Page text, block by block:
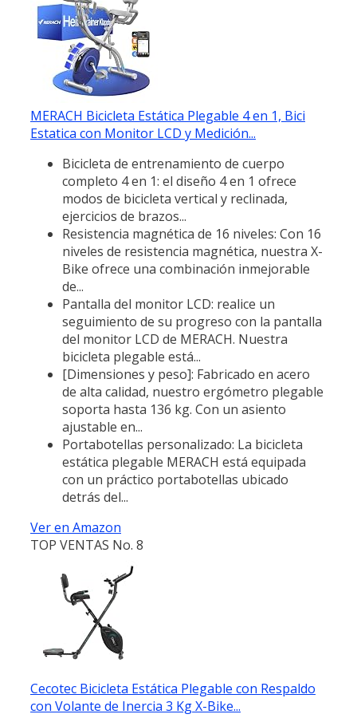
MERACH Bicicleta Estática Plegable 4 en 1, Bici
Estatica con Monitor LCD y Medición...
Bicicleta de entrenamiento de cuerpo
completo 4 en 1: el diseño 4 en 1 ofrece
modos de bicicleta vertical y reclinada,
ejercicios de brazos...
Resistencia magnética de 16 niveles: Con 16
niveles de resistencia magnética, nuestra X-
Bike ofrece una combinación inmejorable
de...
Pantalla del monitor LCD: realice un
seguimiento de su progreso con la pantalla
del monitor LCD de MERACH. Nuestra
bicicleta plegable está...
[Dimensiones y peso]: Fabricado en acero
de alta calidad, nuestro ergómetro plegable
soporta hasta 136 kg. Con un asiento
ajustable en...
Portabotellas personalizado: La bicicleta
estática plegable MERACH está equipada
con un práctico portabotellas ubicado
detrás del...
Ver en Amazon
TOP VENTAS No. 8
Cecotec Bicicleta Estática Plegable con Respaldo
con Volante de Inercia 3 Kg X-Bike...